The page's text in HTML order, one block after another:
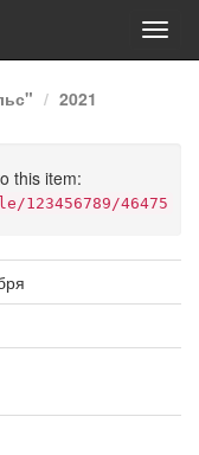
2021
this item:
46475